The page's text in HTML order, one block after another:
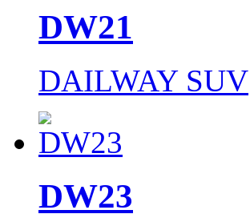
DW21
DAILWAY SUV
DW23